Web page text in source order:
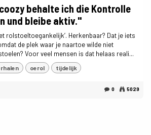
behalte ich die Kontrolle
und bleibe aktiv."
rolstoeltoegankelijk’. Herkenbaar? Dat je iets
de plek waar je naartoe wilde niet
Voor veel mensen is dat helaas reali...
oerol tijdelijk
0 5029